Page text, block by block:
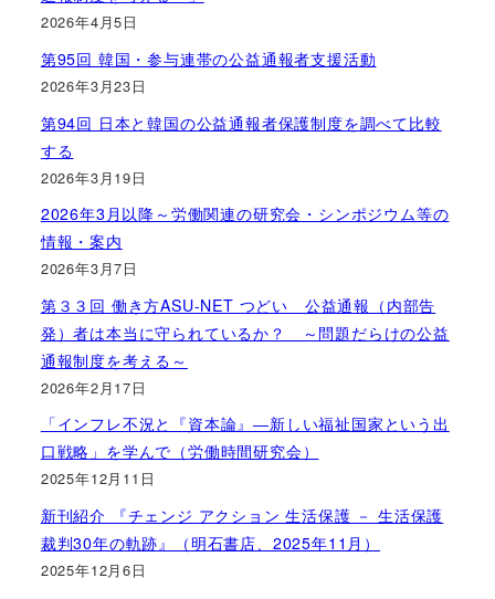
2026年4月5日
第95回 韓国・参与連帯の公益通報者支援活動
2026年3月23日
第94回 日本と韓国の公益通報者保護制度を調べて比較
する
2026年3月19日
2026年3月以降～労働関連の研究会・シンポジウム等の
情報・案内
2026年3月7日
第３３回 働き方ASU-NET つどい 公益通報（内部告
発）者は本当に守られているか？ ～問題だらけの公益
通報制度を考える～
2026年2月17日
「インフレ不況と『資本論』―新しい福祉国家という出
口戦略」を学んで（労働時間研究会）
2025年12月11日
新刊紹介 『チェンジ アクション 生活保護 － 生活保護
裁判30年の軌跡』（明石書店、2025年11月）
2025年12月6日